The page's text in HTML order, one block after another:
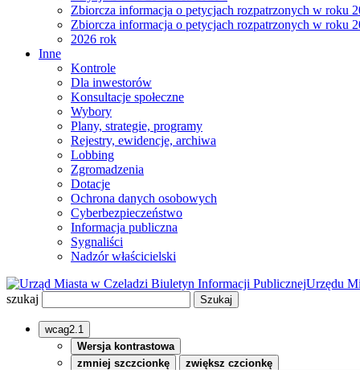
Zbiorcza informacja o petycjach rozpatrzonych w roku
Zbiorcza informacja o petycjach rozpatrzonych w roku
2026 rok
Inne
Kontrole
Dla inwestorów
Konsultacje społeczne
Wybory
Plany, strategie, programy
Rejestry, ewidencje, archiwa
Lobbing
Zgromadzenia
Dotacje
Ochrona danych osobowych
Cyberbezpieczeństwo
Informacja publiczna
Sygnaliści
Nadzór właścicielski
Biuletyn Informacji PublicznejUrzędu
szukaj
wcag2.1
Wersja kontrastowa
zmniej szczcionkę
zwiększ czcionkę